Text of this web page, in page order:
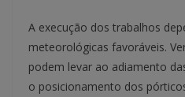
A execução dos trabalhos
meteorológicas favoráveis.
podem levar ao adiamento
o posicionamento dos